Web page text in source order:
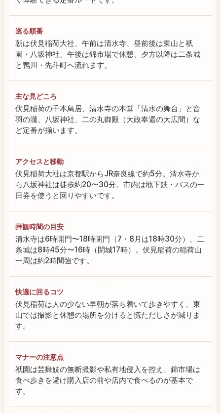
巡る順番
朝は伏見稲荷大社、午前は清水寺、昼前後は東山と祇
園・八坂神社、午後は錦市場で休憩、夕方以降は二条城
と鴨川・先斗町へ流れます。
主な見どころ
伏見稲荷の千本鳥居、清水寺の本堂「清水の舞台」と音
羽の瀧、八坂神社、二の丸御殿（大政奉還の大広間）な
ど定番が揃います。
アクセスと移動
伏見稲荷大社は京都駅からJR奈良線で約5分。清水寺か
ら八坂神社は徒歩約20〜30分。市内は地下鉄・バスの一
日券を使うと回りやすいです。
拝観時間の目安
清水寺は6時開門〜18時閉門（7・8月は18時30分）、二
条城は8時45分〜16時（閉城17時）。伏見稲荷の稲荷山
一周は約2時間強です。
快適に回るコツ
伏見稲荷は人の少ない早朝が落ち着いて歩きやすく、東
山では撮影と休憩の場所を分けると慌ただしさが減りま
す。
マナーの注意点
祇園は芸舞妓の無断撮影や私有地侵入を控え、錦市場は
食べ歩きを避け購入店の前や店内で食べるのが基本で
す。